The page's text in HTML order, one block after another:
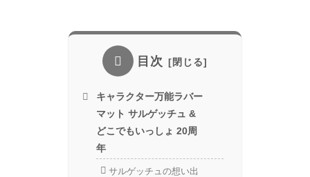
目次
キャラクター万能ラバー
マット サルゲッチュ &
どこでもいっしょ 20周
年
サルゲッチュの想い出